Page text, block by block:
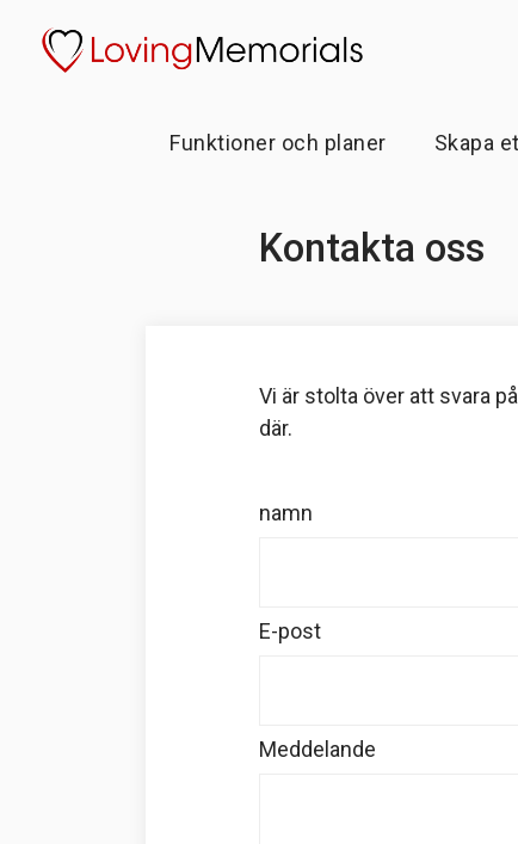
Funktioner och planer Skapa
Kontakta oss
Vi är stolta över att svara
där.
namn
E-post
Meddelande